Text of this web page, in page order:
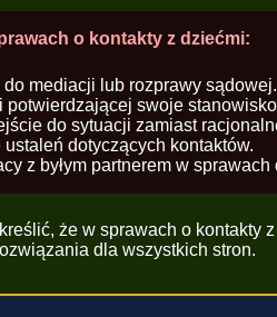
o kontakty z dziećmi:
mediacji lub rozprawy sądowej.
potwierdzającej swoje
do sytuacji zamiast
dotyczących kontaktów.
z byłym partnerem w
że w sprawach o kontakty
dla wszystkich stron.